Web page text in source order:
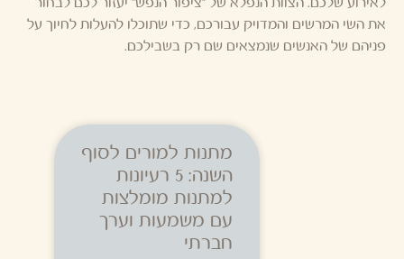
את השי המרשים והמדויק עבורכם, כדי שתוכלו להעלות לחיוך על
פניהם של האנשים שנמצאים שם רק בשבילכם.
מתנות למורים לסוף
השנה: 5 רעיונות
למתנות מומלצות
עם משמעות וערך
חברתי